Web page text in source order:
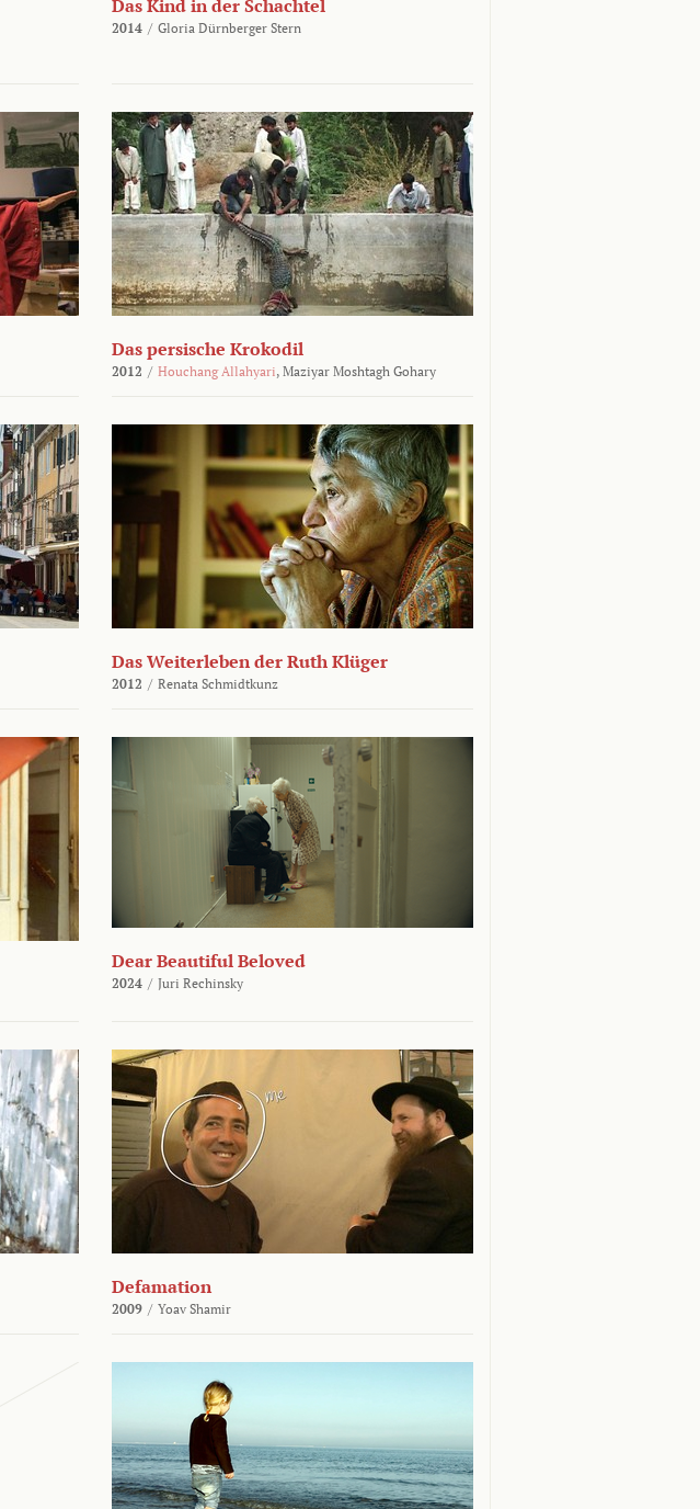
Das Kind in der Schachtel
2014 / Gloria Dürnberger Stern
Das persische Krokodil
2012 / Houchang Allahyari, Maziyar Moshtagh Gohary
Das Weiterleben der Ruth Klüger
2012 / Renata Schmidtkunz
Dear Beautiful Beloved
2024 / Juri Rechinsky
Defamation
2009 / Yoav Shamir